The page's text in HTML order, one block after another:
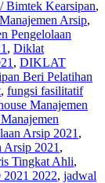
Bimtek Kearsipan,
Arsip,
Pengelolaan
, Diklat
, DIKLAT
Beri Pelatihan
, fungsi fasilitatif
Manajemen
Arsip 2021 ,
Arsip 2021 ,
Tingkat Ahli,
2022, jadwal